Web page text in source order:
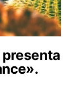
presenta